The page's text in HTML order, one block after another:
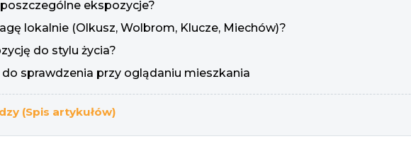
ekspozycje?
lokalnie (Olkusz, Wolbrom, Klucze, Miechów)?
do stylu życia?
sprawdzenia przy oglądaniu mieszkania
(Spis artykułów)